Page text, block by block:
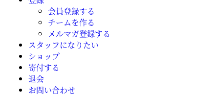
会員登録する
チームを作る
メルマガ登録する
スタッフになりたい
ショップ
寄付する
退会
お問い合わせ